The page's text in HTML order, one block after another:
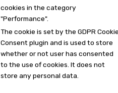
cookies in the category
"Performance".
The cookie is set by the GDPR
Consent plugin and is used to store
whether or not user has consented
to the use of cookies. It does not
store any personal data.